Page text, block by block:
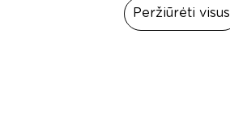
Peržiūrėti visus